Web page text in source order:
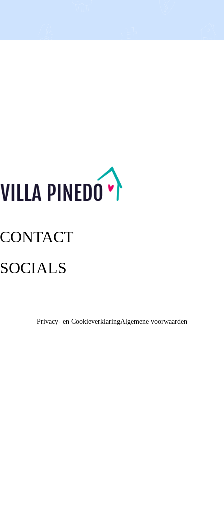
CONTACT
SOCIALS
Privacy- en CookieverklaringAlgemene voorwaarden